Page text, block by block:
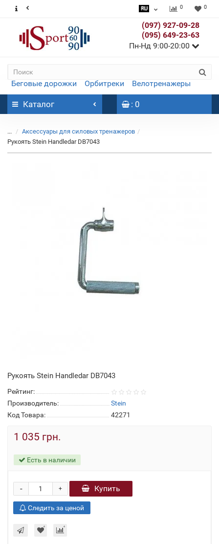
0 0
(097) 927-09-28
(095) 649-23-63
Пн-Нд 9:00-20:00
Беговые дорожки Орбитреки Велотренажеры
Каталог : 0
...
Аксессуары для силовых тренажеров
Рукоять Stein Handledar DB7043
Рукоять Stein Handledar DB7043
Рейтинг:
Производитель:
Stein
Код Товара:
42271
1 035 грн.
Есть в наличии
+
- Купить
Следить за ценой